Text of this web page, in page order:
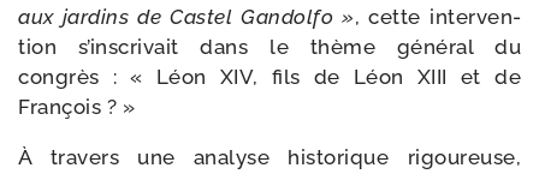
aux jar­dins de Castel Gandolfo », cette inter­ven­
tion s’inscrivait dans le thème géné­ral du
congrès : « Léon XIV, fils de Léon XIII et de
François ? »
À tra­vers une ana­lyse his­to­rique rigou­reuse,